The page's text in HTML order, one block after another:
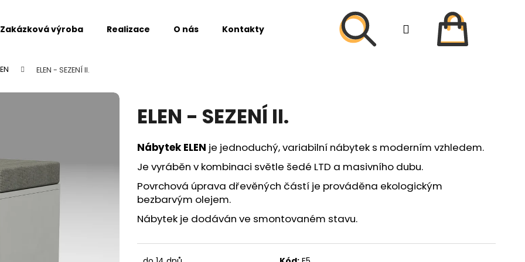
Zakázková výroba Realizace O nás Kontakty Firemní web HledatPřihlášení
ELEN - SEZENÍ II.
ELEN - SEZENÍ II.
Nábytek ELEN je jednoduchý, variabilní nábytek s moderním vzhledem.
Je vyráběn v kombinaci světle šedé LTD a masivního dubu.
Povrchová úprava dřevěných částí je prováděna ekologickým
bezbarvým olejem.
Nábytek je dodáván ve smontovaném stavu.
Co potřebujete najít?